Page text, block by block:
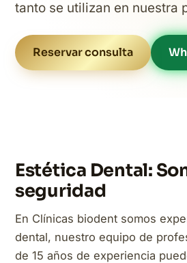
tanto se utilizan en nuestra
Reservar consulta
Estética Dental:
seguridad
En Clínicas biodent somos
dental, nuestro equipo de
de 15 años de experiencia